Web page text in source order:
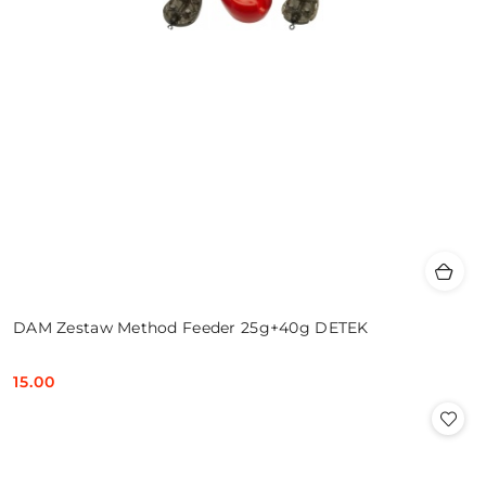
DAM Zestaw Method Feeder 25g+40g DETEK
Cena:
15.00